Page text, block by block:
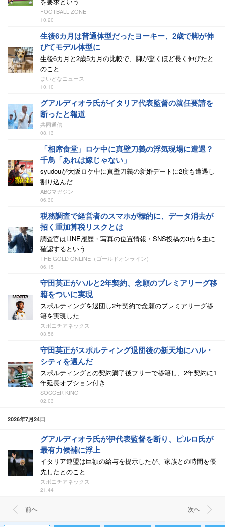
FOOTBALL ZONE
10:20
生後6カ月は普通体型だったヨーキー、2歳で脚が伸
びてモデル体型に
生後6カ月と2歳5カ月の比較で、脚が驚くほど長く伸びたと
のこと
まいどなニュース
10:10
グアルディオラ氏がイタリア代表監督の就任要請を
断ったと報道
共同通信
08:13
「相席食堂」ロケ中に真壁刀義の浮気現場に遭遇？
千鳥「あれは嫁じゃない」
syudouが大阪ロケ中に真壁刀義の新婚デートに2度も遭遇し
割り込んだ
ABCマガジン
06:30
税務調査で経営者のスマホが標的に、データ消去が
招く重加算税リスクとは
調査官はLINE履歴・写真の位置情報・SNS投稿の3点を主に
確認するという
THE GOLD ONLINE（ゴールドオンライン）
06:15
守田英正がハルと2年契約、念願のプレミアリーグ移
籍をついに実現
スポルティングを退団し2年契約で念願のプレミアリーグ移
籍を実現した
スポニチアネックス
03:56
守田英正がスポルティング退団後の新天地にハル・
シティを選んだ
スポルティングとの契約満了後フリーで移籍し、2年契約に1
年延長オプション付き
SOCCER KING
02:03
2026年7月24日
グアルディオラ氏が伊代表監督を断り、ピルロ氏が
最有力候補に浮上
イタリア連盟は巨額の給与を提示したが、家族との時間を優
先したとのこと
スポニチアネックス
21:44
前ヘ 次ヘ